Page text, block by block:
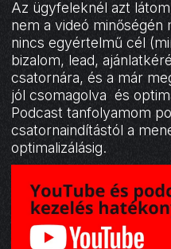
Az ügyfeleknél azt
nem a videó minőségén
nincs egyértelmű cél
bizalom, lead,
csatornára, és a már
jól csomagolva és
Podcast tanfolyamom
csatornaindítástól a
optimalizálásig.